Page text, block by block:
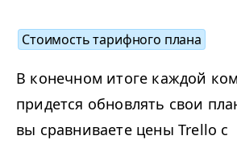
Стоимость тарифного плана
В конечном итоге каждой
придется обновлять свои
вы сравниваете цены Trello с